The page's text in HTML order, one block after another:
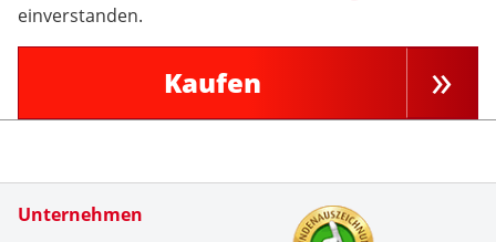
einverstanden.
Kaufen
Unternehmen
Zertifikate